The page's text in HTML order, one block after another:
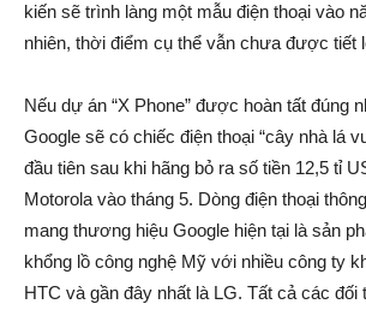
kiến sẽ trình làng một mẫu điện thoại vào
nhiên, thời điểm cụ thể vẫn chưa được tiết
Nếu dự án “X Phone” được hoàn tất đúng
Google sẽ có chiếc điện thoại “cây nhà lá
đầu tiên sau khi hãng bỏ ra số tiền 12,5 tỉ
Motorola vào tháng 5. Dòng điện thoại
mang thương hiệu Google hiện tại là sản
khổng lồ công nghệ Mỹ với nhiều công ty
HTC và gần đây nhất là LG. Tất cả các đối